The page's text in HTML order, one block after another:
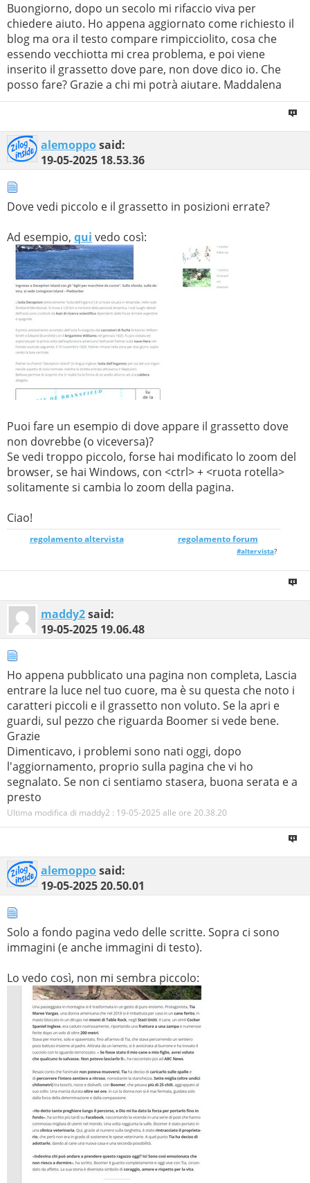
Buongiorno, dopo un secolo mi rifaccio viva per
chiedere aiuto. Ho appena aggiornato come richiesto il
blog ma ora il testo compare rimpicciolito, cosa che
essendo vecchiotta mi crea problema, e poi viene
inserito il grassetto dove pare, non dove dico io. Che
posso fare? Grazie a chi mi potrà aiutare. Maddalena
alemopposaid:
19-05-2025 18.53.36
Dove vedi piccolo e il grassetto in posizioni errate?
Ad esempio, qui vedo così:
Puoi fare un esempio di dove appare il grassetto dove
non dovrebbe (o viceversa)?
Se vedi troppo piccolo, forse hai modificato lo zoom del
browser, se hai Windows, con <ctrl> + <ruota rotella>
solitamente si cambia lo zoom della pagina.
Ciao!
regolamento altervista_______________ regolamento forum
#altervista?
maddy2said:
19-05-2025 19.06.48
Ho appena pubblicato una pagina non completa, Lascia
entrare la luce nel tuo cuore, ma è su questa che noto i
caratteri piccoli e il grassetto non voluto. Se la apri e
guardi, sul pezzo che riguarda Boomer si vede bene.
Grazie
Dimenticavo, i problemi sono nati oggi, dopo
l'aggiornamento, proprio sulla pagina che vi ho
segnalato. Se non ci sentiamo stasera, buona serata e a
presto
Ultima modifica di maddy2 : 19-05-2025 alle ore 20.38.20
alemopposaid:
19-05-202520.50.01
Solo a fondo pagina vedo delle scritte. Sopra ci sono
immagini (e anche immagini di testo).
Lo vedo così, non mi sembra piccolo: